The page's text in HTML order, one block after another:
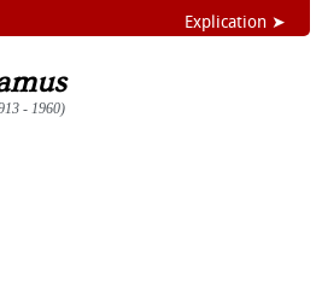
Explication ➤
- 1960)